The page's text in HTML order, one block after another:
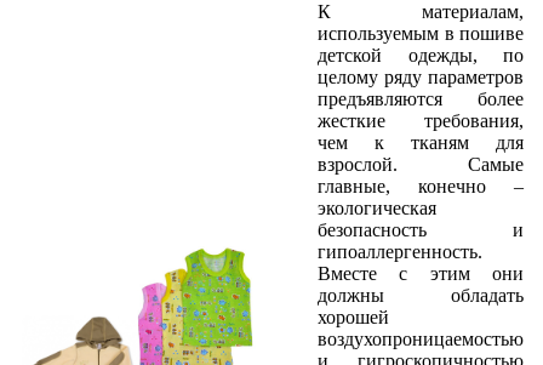
К материалам,
используемым в пошиве
детской одежды, по
целому ряду параметров
предъявляются более
жесткие требования,
чем к тканям для
взрослой. Самые
главные, конечно –
экологическая
безопасность и
гипоаллергенность.
Вместе с этим они
должны обладать
хорошей
воздухопроницаемостью
и гигроскопичностью